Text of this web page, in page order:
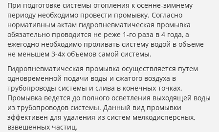
При подготовке системы отопления к осенне-зимнему
периоду необходимо провести промывку. Согласно
нормативным актам гидропневматическая промывка
обязательно проводится не реже 1-го раза в 4 года, а
ежегодно необходимо проливать систему водой в объеме
не меньшем 3-4х объемов самой системы.
Гидропневматическая промывка осуществляется путем
одновременной подачи воды и сжатого воздуха в
трубопроводы системы и слива в конечных точках.
Промывка ведется до полного осветления выходящей воды
из трубопроводов системы. Данный вид промывки
эффективен для удаления из систем мелкодисперсных,
взвешенных частиц.